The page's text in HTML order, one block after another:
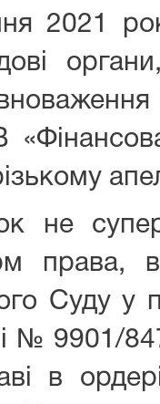
2021
не
права,
Суду у
№ 9901/
в